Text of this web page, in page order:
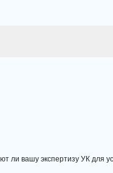
ли вашу экспертизу УК для